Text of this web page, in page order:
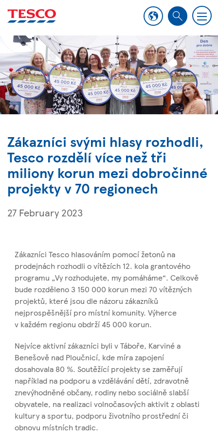
S
a
r
c
h
M
e
n
u
Zákazníci svými hlasy rozhodli,
Tesco rozdělí více než tři
miliony korun mezi dobročinné
projekty v 70 regionech
27 February 2023
Zákazníci Tesco hlasováním pomocí žetonů na
prodejnách rozhodli o vítězích 12. kola grantového
programu „Vy rozhodujete, my pomáháme“. Celkově
bude rozděleno 3 150 000 korun mezi 70 vítězných
projektů, které jsou dle názoru zákazníků
nejprospěšnější pro místní komunity. Výherce
v každém regionu obdrží 45 000 korun.
Nejvíce aktivní zákazníci byli v Táboře, Karviné a
Benešově nad Ploučnicí, kde míra zapojení
dosahovala 80 %. Soutěžící projekty se zaměřují
například na podporu a vzdělávání dětí, zdravotně
znevýhodněné občany, rodiny nebo sociálně slabší
obyvatele, na realizaci volnočasových aktivit z oblasti
kultury a sportu, podporu životního prostřední či
obnovu místních tradic.